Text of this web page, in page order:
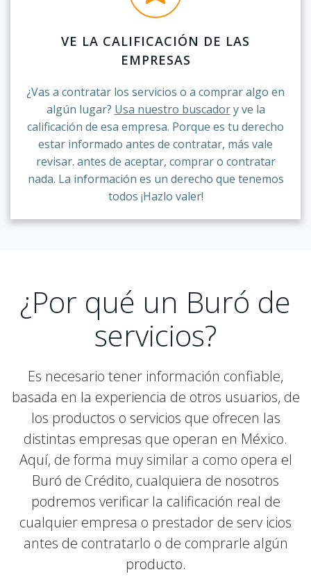
VE LA CALIFICACIÓN DE LAS
EMPRESAS
¿Vas a contratar los servicios o a comprar algo en
algún lugar? Usa nuestro buscadory ve la
calificación de esa empresa. Porque es tu derecho
estar informado antes de contratar, más vale
revisar. antes de aceptar, comprar o contratar
nada. La información es un derecho que tenemos
todos ¡Hazlo valer!
¿Por qué un Buró de
servicios?
Es necesario tener información confiable,
basada en la experiencia de otros usuarios, de
los productos o servicios que ofrecen las
distintas empresas que operan en México.
Aquí, de forma muy similar a como opera el
Buró de Crédito, cualquiera de nosotros
podremos verificar la calificación real de
cualquier empresa o prestador de serv icios
antes de contratarlo o de comprarle algún
producto.